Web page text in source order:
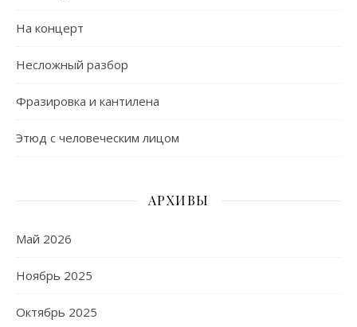
На концерт
Несложный разбор
Фразировка и кантилена
Этюд с человеческим лицом
АРХИВЫ
Май 2026
Ноябрь 2025
Октябрь 2025